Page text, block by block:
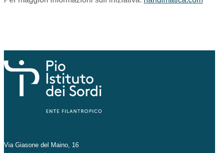
Via Giasone del Maino, 16